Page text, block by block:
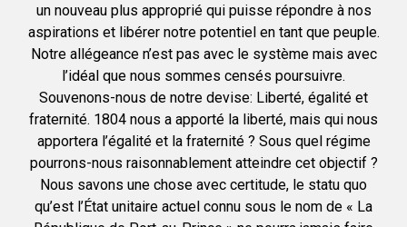
un nouveau plus approprié qui puisse répondre à nos
aspirations et libérer notre potentiel en tant que peuple.
Notre allégeance n’est pas avec le système mais avec
l’idéal que nous sommes censés poursuivre.
Souvenons-nous de notre devise: Liberté, égalité et
fraternité. 1804 nous a apporté la liberté, mais qui nous
apportera l’égalité et la fraternité ? Sous quel régime
pourrons-nous raisonnablement atteindre cet objectif ?
Nous savons une chose avec certitude, le statu quo
qu’est l’État unitaire actuel connu sous le nom de « La